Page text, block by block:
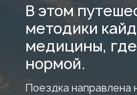
В этом
методики
медицины,
нормой.
Поездка направлена